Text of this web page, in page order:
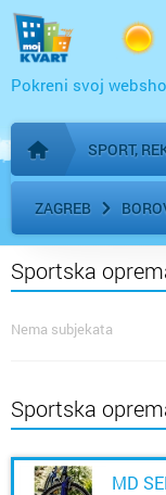
Pokreni svoj
Početna stranica
SPORT,
ZAGREB
Sportska
Nema subjekata
Sportska
MD